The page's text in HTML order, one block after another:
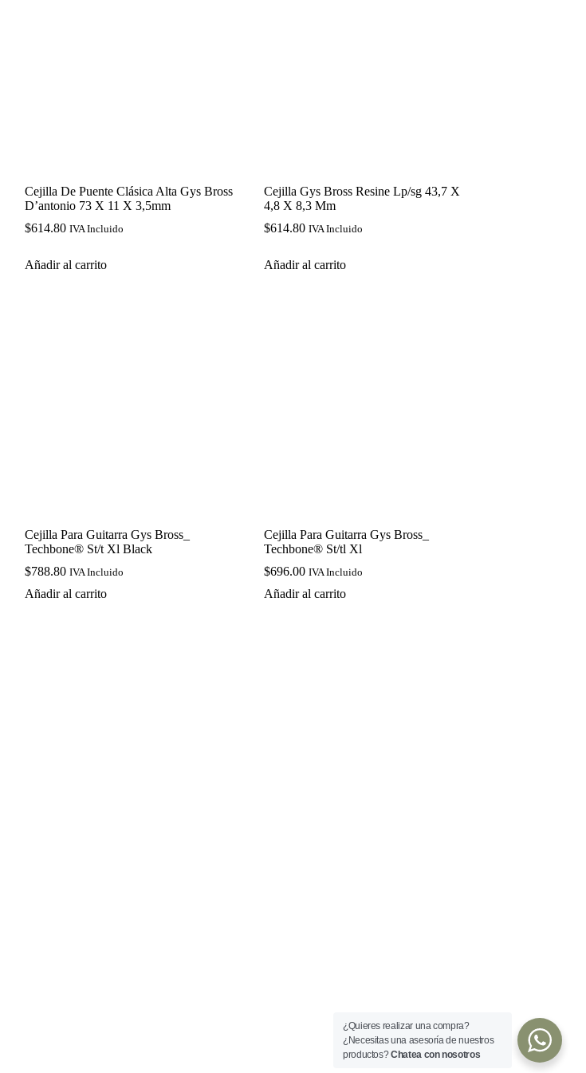
Cejilla De Puente Clásica Alta Gys Bross
D’antonio 73 X 11 X 3,5mm
$614.80 IVA Incluido
Añadir al carrito
Cejilla Gys Bross Resine Lp/sg 43,7 X
4,8 X 8,3 Mm
$614.80 IVA Incluido
Añadir al carrito
Cejilla Para Guitarra Gys Bross_
Techbone® St/t Xl Black
$788.80 IVA Incluido
Añadir al carrito
Cejilla Para Guitarra Gys Bross_
Techbone® St/tl Xl
$696.00 IVA Incluido
Añadir al carrito
¿Quieres realizar una compra?
¿Necesitas una asesoría de nuestros
productos?Chatea con nosotros